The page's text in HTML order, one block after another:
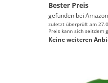
Bester Preis
gefunden bei Amazon
zuletzt überprüft am
Preis kann sich seitdem
Keine weiteren